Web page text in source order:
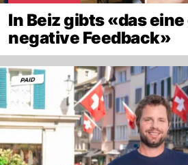
In Beiz gibts «das
negative Feedback»